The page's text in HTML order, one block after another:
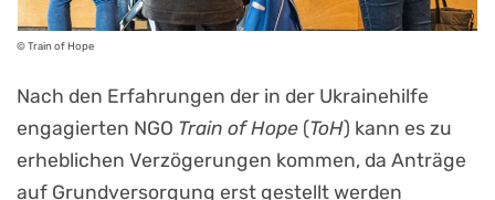
© Train of Hope
Nach den Erfahrungen der in der Ukrainehilfe
engagierten NGO Train of Hope (ToH) kann es zu
erheblichen Verzögerungen kommen, da Anträge
auf Grundversorgung erst gestellt werden